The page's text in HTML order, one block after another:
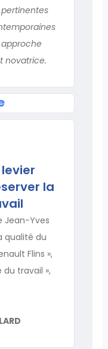
novatrice.
la
Jean-Yves
qualité du
Flins »,
du travail »,